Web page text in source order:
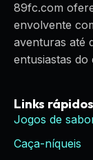
89fc.com
envolvente
aventuras até
entusiastas do
Links rápidos
Jogos de
Caça-níqueis